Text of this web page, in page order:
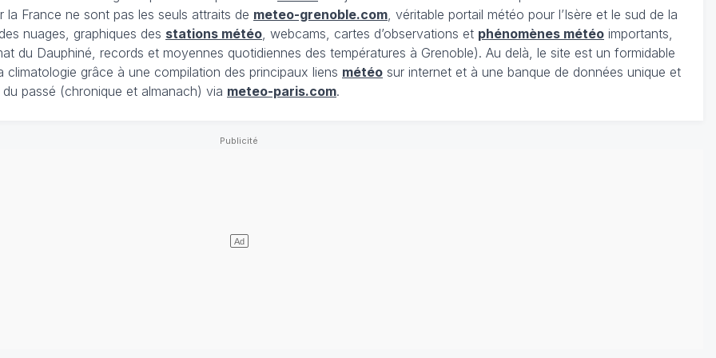
la France ne sont pas les seuls attraits de meteo-grenoble.com , véritable portail météo pour l’Isère et le sud de la
nuages, graphiques des stations météo , webcams, cartes d’observations et phénomènes météo importants,
du Dauphiné, records et moyennes quotidiennes des températures à Grenoble). Au delà, le site est un formidable
grâce à une compilation des principaux liens météo sur internet et à une banque de données unique et
du passé (chronique et almanach) via meteo-paris.com.